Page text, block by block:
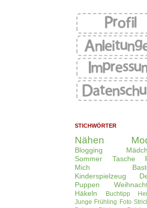
STICHWÖRTER
Nähen
Blogging
Sommer
Tasche
Mich
Kinderspielzeug
Puppen
Häkeln
Buchtipp
Junge Frühling Foto